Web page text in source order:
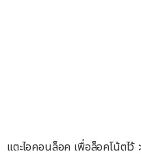
แตะไอคอนล็อค เพื่อล็อคโน้ตไ